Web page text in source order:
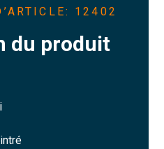
12402
du produit